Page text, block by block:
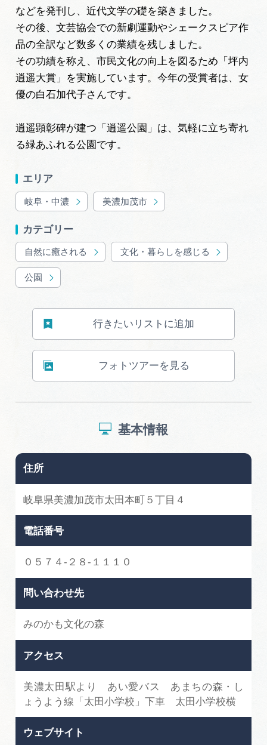
旅行会社・観光事業者の皆様へ
フォトライブラリー
お問い合わせ
運営組織
広告掲載
サイトポリシー
などを発刊し、近代文学の礎を築きました。
その後、文芸協会での新劇運動やシェークスピア作
品の全訳など数多くの業績を残しました。
その功績を称え、市民文化の向上を図るため「坪内
逍遥大賞」を実施しています。今年の受賞者は、女
優の白石加代子さんです。
逍遥顕彰碑が建つ「逍遥公園」は、気軽に立ち寄れ
る緑あふれる公園です。
エリア
岐阜・中濃 美濃加茂市
カテゴリー
自然に癒される 文化・暮らしを感じる
公園
行きたいリストに追加
フォトツアーを見る
基本情報
住所
岐阜県美濃加茂市太田本町５丁目４
電話番号
０５７４-２８-１１１０
問い合わせ先
みのかも文化の森
アクセス
美濃太田駅より あい愛バス あまちの森・し
ょうよう線「太田小学校」下車 太田小学校横
ウェブサイト